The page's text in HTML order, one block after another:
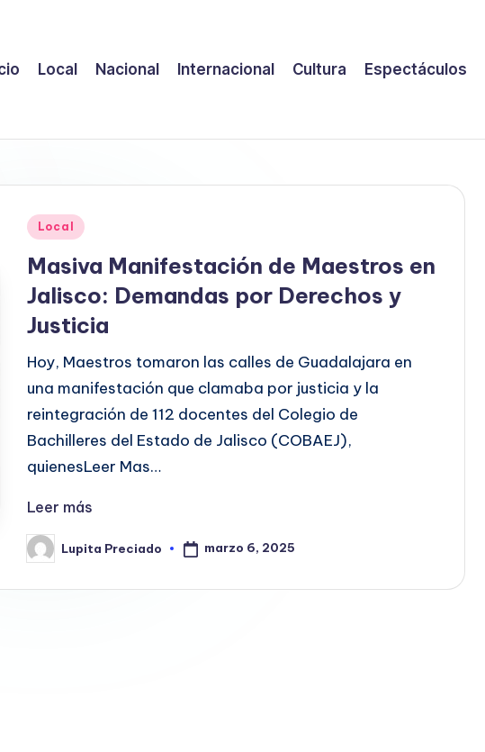
Local Nacional Internacional Cultura Espectáculos
Publicado
Local
Masiva Manifestación de Maestros en
Jalisco: Demandas por Derechos y
Justicia
Hoy, Maestros tomaron las calles de Guadalajara en
una manifestación que clamaba por justicia y la
reintegración de 112 docentes del Colegio de
Bachilleres del Estado de Jalisco (COBAEJ),
quienesLeer Mas…
Leer más
Publicado
por
Lupita Preciado marzo 6, 2025